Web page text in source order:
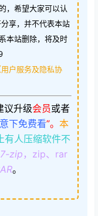
，希望大家可以认
享，并不代表本站
本站删除，将及时
用户服务及隐私协
议升级会员或者
下免费看”。 本
有人压缩软件不
7-zip ，zip、rar
。